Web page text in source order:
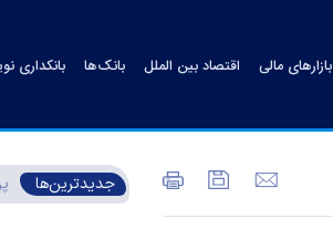
بازارهای مالی اقتصاد بین الملل بانک‌ها بانکداری
جدیدترین‌ها